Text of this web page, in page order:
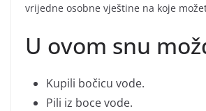
vrijedne osobne vještine na koje
U ovom snu
Kupili bočicu vode.
Pili iz boce vode.